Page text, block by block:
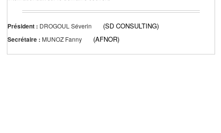
Président : DROGOUL Séverin (SD CONSULTING)
Secrétaire : MUNOZ Fanny (AFNOR)